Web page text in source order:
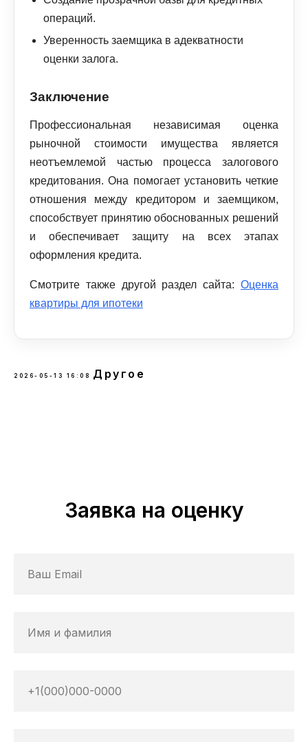
операций.
Уверенность заемщика в адекватности
оценки залога.
Заключение
Профессиональная независимая оценка
рыночной стоимости имущества является
неотъемлемой частью процесса залогового
кредитования. Она помогает установить четкие
отношения между кредитором и заемщиком,
способствует принятию обоснованных решений
и обеспечивает защиту на всех этапах
оформления кредита.
Смотрите также другой раздел сайта: Оценка
квартиры для ипотеки
2026-05-13 16:08 Другое
Заявка на оценку